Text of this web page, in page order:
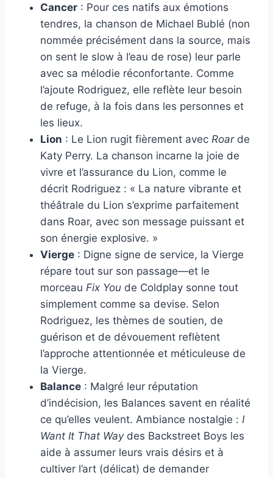
Cancer : Pour ces natifs aux émotions
tendres, la chanson de Michael Bublé (non
nommée précisément dans la source, mais
on sent le slow à l’eau de rose) leur parle
avec sa mélodie réconfortante. Comme
l’ajoute Rodriguez, elle reflète leur besoin
de refuge, à la fois dans les personnes et
les lieux.
Lion : Le Lion rugit fièrement avec Roarde
Katy Perry. La chanson incarne la joie de
vivre et l’assurance du Lion, comme le
décrit Rodriguez : « La nature vibrante et
théâtrale du Lion s’exprime parfaitement
dans Roar, avec son message puissant et
son énergie explosive. »
Vierge : Digne signe de service, la Vierge
répare tout sur son passage—et le
morceau Fix You de Coldplay sonne tout
simplement comme sa devise. Selon
Rodriguez, les thèmes de soutien, de
guérison et de dévouement reflètent
l’approche attentionnée et méticuleuse de
la Vierge.
Balance : Malgré leur réputation
d’indécision, les Balances savent en réalité
ce qu’elles veulent. Ambiance nostalgie : I
Want It That Waydes Backstreet Boys les
aide à assumer leurs vrais désirs et à
cultiver l’art (délicat) de demander